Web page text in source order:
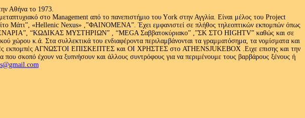
Αθήνα το 1973.
στο Management από το πανεπιστήμιο του Υork στην Αγγλία. Είναι μέλος του Project
Μάτι”, «Hellenic Nexus» ,”ΦΑΙΝΟΜΕΝΑ”. Έχει εμφανιστεί σε πλήθος τηλεοπτικών εκπομπών όπως
“ΚΩΔΙΚΑΣ ΜΥΣΤΗΡΙΩΝ” , “MEGA Σαββατοκύριακο” ,”ΣΚ ΣΤΟ HIGHTV” καθώς και σε
χώρου κ.ά. Στα συλλεκτικά του ενδιαφέροντα περιλαμβάνονται τα γραμματόσημα, τα νομίσματα και
εκπομπές ΑΓΝΩΣΤΟΙ ΕΠΙΣΚΕΠΤΕΣ και ΟΙ ΧΡΗΣΤΕΣ στο ATHENSJUKEBOX .Ειχε επισης και την
έχουν να ξυπνήσουν και άλλους συντρόφους για να περιμένουμε τους βαρβάρους ξένους ή